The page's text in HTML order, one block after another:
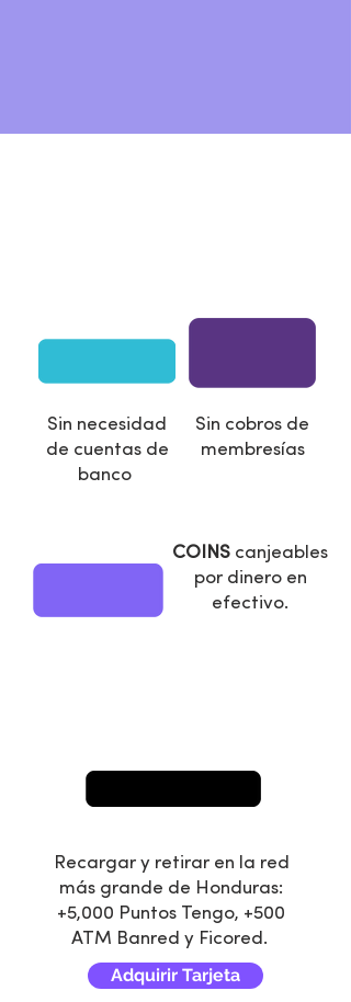
Sin necesidad
de cuentas de
banco
Sin cobros de
membresías
COINS canjeables
por dinero en
efectivo.
Recargar y retirar en la red
más grande de Honduras:
+5,000 Puntos Tengo, +500
ATM Banred y Ficored.
Adquirir Tarjeta